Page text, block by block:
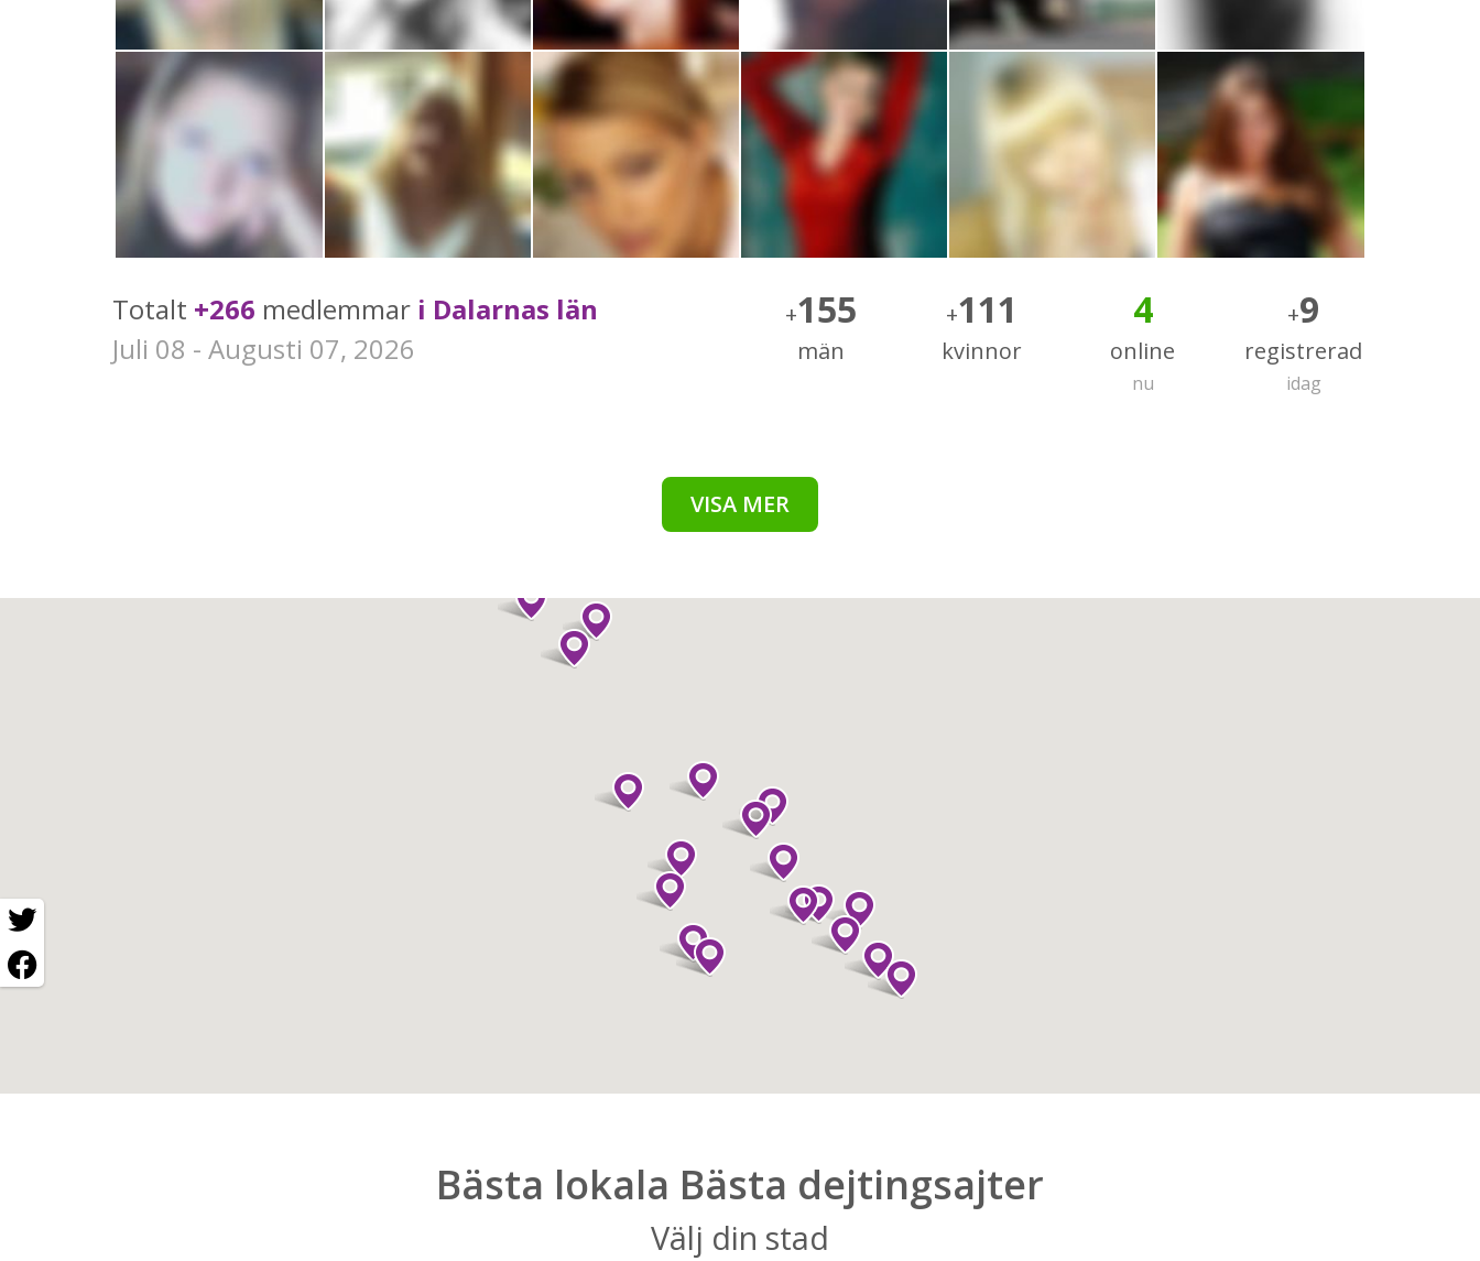
Totalt +266 medlemmar i Dalarnas län
Juli 08 - Augusti 07, 2026
+155
män
+111
kvinnor
4
online
nu
+9
registrerad
idag
VISA MER
Bästa lokala Bästa dejtingsajter
Välj din stad